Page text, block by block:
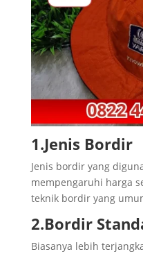
1.Jenis Bordir
Jenis bordir yang
mempengaruhi harga
teknik bordir yang
2.Bordir
Biasanya lebih